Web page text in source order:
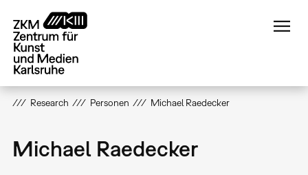
zum
Inhalt
Research Personen Michael Raedecker
Michael Raedecker